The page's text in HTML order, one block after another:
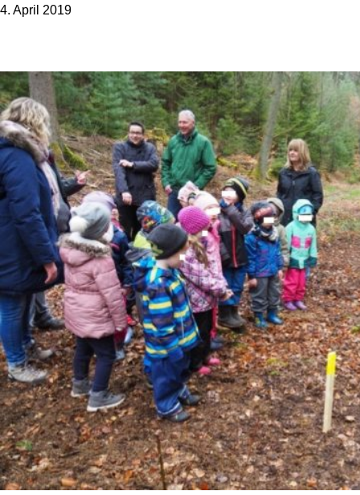
4. April 2019